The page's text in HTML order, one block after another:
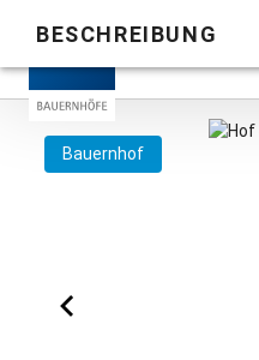
BESCHREIBUNG
Bauernhof